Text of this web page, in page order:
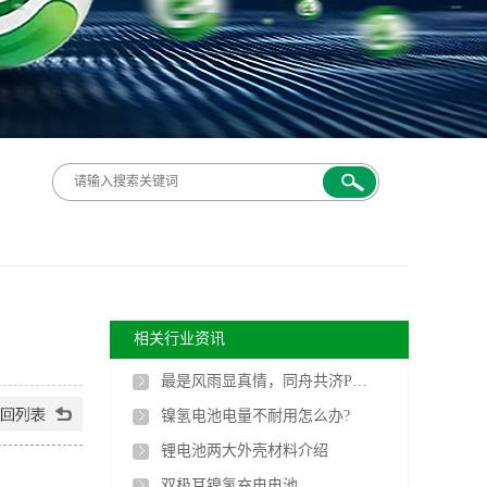
相关行业资讯
最是风雨显真情，同舟共济PG电子人
镍氢电池电量不耐用怎么办?
锂电池两大外壳材料介绍